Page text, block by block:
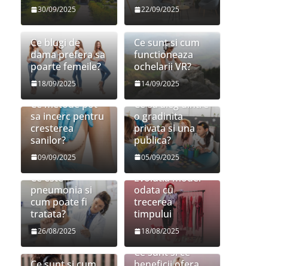
30/09/2025 22/09/2025
Ce blugi de
dama prefera sa
poarte femeile?
18/09/2025
Ce sunt si cum
functioneaza
ochelarii VR?
14/09/2025
Ce metode pot
sa incerc pentru
cresterea
sanilor?
09/09/2025
Ce sa aleg dintre
o gradinita
privata si una
publica?
05/09/2025
Ce este
pneumonia si
cum poate fi
tratata?
26/08/2025
Evolutia modei
odata cu
trecerea
timpului
18/08/2025
Ce sunt si ce